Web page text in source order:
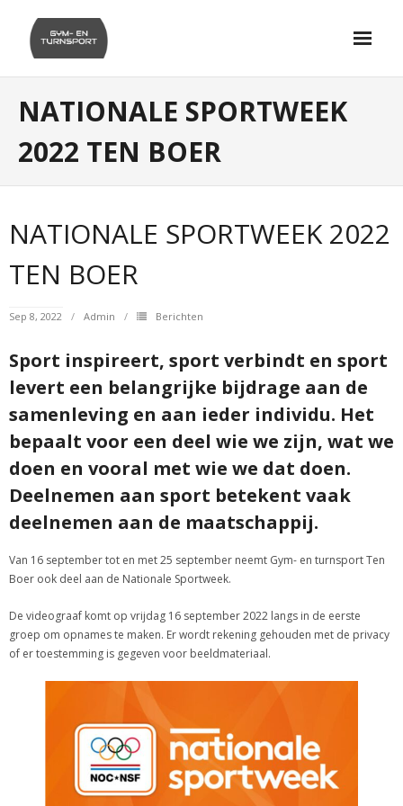
content
NATIONALE SPORTWEEK
2022 TEN BOER
NATIONALE SPORTWEEK 2022
TEN BOER
Sep 8, 2022 Admin Berichten
Sport inspireert, sport verbindt en sport
levert een belangrijke bijdrage aan de
samenleving en aan ieder individu. Het
bepaalt voor een deel wie we zijn, wat we
doen en vooral met wie we dat doen.
Deelnemen aan sport betekent vaak
deelnemen aan de maatschappij.
Van 16 september tot en met 25 september neemt Gym- en turnsport Ten
Boer ook deel aan de Nationale Sportweek.
De videograaf komt op vrijdag 16 september 2022 langs in de eerste
groep om opnames te maken. Er wordt rekening gehouden met de privacy
of er toestemming is gegeven voor beeldmateriaal.